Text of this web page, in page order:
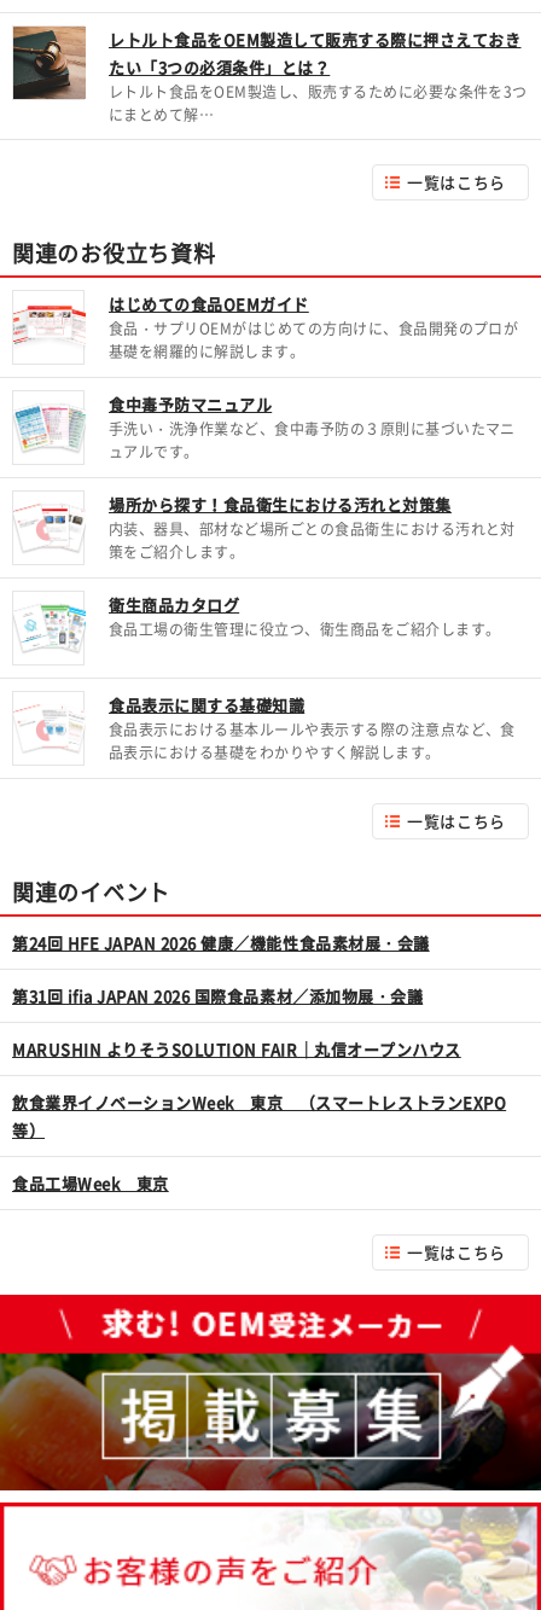
レトルト食品をOEM製造して販売する際に押さえておき
たい「3つの必須条件」とは？
レトルト食品をOEM製造し、販売するために必要な条件を3つ
にまとめて解…
一覧はこちら
関連のお役立ち資料
はじめての食品OEMガイド
食品・サプリOEMがはじめての方向けに、食品開発のプロが
基礎を網羅的に解説します。
食中毒予防マニュアル
手洗い・洗浄作業など、食中毒予防の３原則に基づいたマニ
ュアルです。
場所から探す！食品衛生における汚れと対策集
内装、器具、部材など場所ごとの食品衛生における汚れと対
策をご紹介します。
衛生商品カタログ
食品工場の衛生管理に役立つ、衛生商品をご紹介します。
食品表示に関する基礎知識
食品表示における基本ルールや表示する際の注意点など、食
品表示における基礎をわかりやすく解説します。
一覧はこちら
関連のイベント
第24回 HFE JAPAN 2026 健康／機能性食品素材展・会議
第31回 ifia JAPAN 2026 国際食品素材／添加物展・会議
MARUSHIN よりそうSOLUTION FAIR｜丸信オープンハウス
飲食業界イノベーションWeek 東京 （スマートレストランEXPO
等）
食品工場Week 東京
一覧はこちら